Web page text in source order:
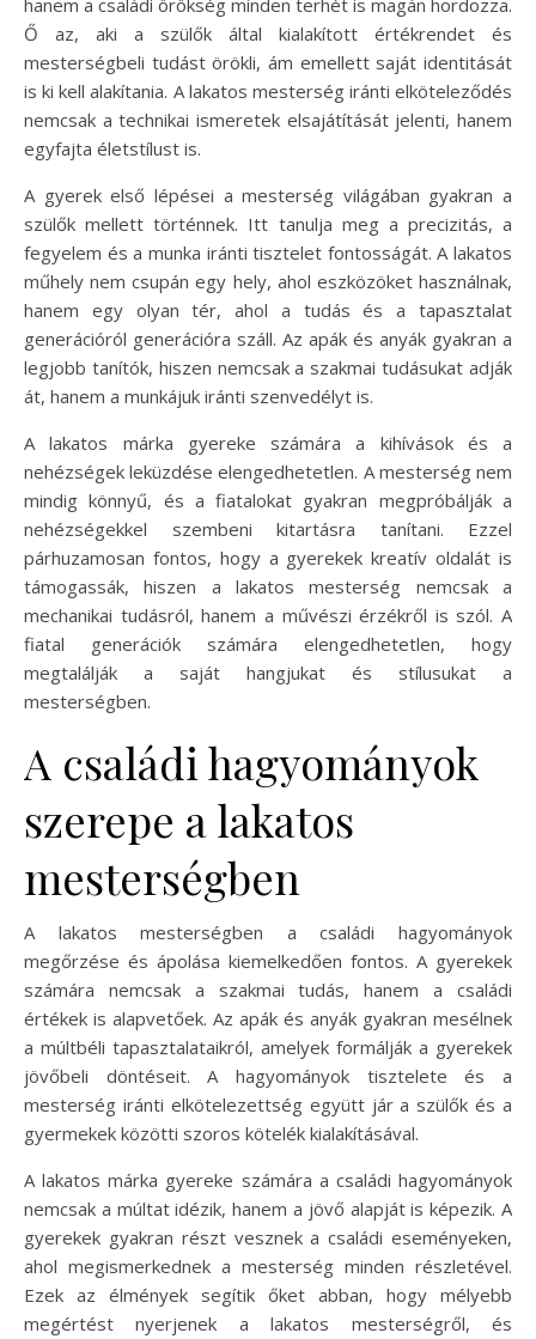
hanem a családi örökség minden terhét is magán hordozza.
Ő az, aki a szülők által kialakított értékrendet és
mesterségbeli tudást örökli, ám emellett saját identitását
is ki kell alakítania. A lakatos mesterség iránti elköteleződés
nemcsak a technikai ismeretek elsajátítását jelenti, hanem
egyfajta életstílust is.
A gyerek első lépései a mesterség világában gyakran a
szülők mellett történnek. Itt tanulja meg a precizitás, a
fegyelem és a munka iránti tisztelet fontosságát. A lakatos
műhely nem csupán egy hely, ahol eszközöket használnak,
hanem egy olyan tér, ahol a tudás és a tapasztalat
generációról generációra száll. Az apák és anyák gyakran a
legjobb tanítók, hiszen nemcsak a szakmai tudásukat adják
át, hanem a munkájuk iránti szenvedélyt is.
A lakatos márka gyereke számára a kihívások és a
nehézségek leküzdése elengedhetetlen. A mesterség nem
mindig könnyű, és a fiatalokat gyakran megpróbálják a
nehézségekkel szembeni kitartásra tanítani. Ezzel
párhuzamosan fontos, hogy a gyerekek kreatív oldalát is
támogassák, hiszen a lakatos mesterség nemcsak a
mechanikai tudásról, hanem a művészi érzékről is szól. A
fiatal generációk számára elengedhetetlen, hogy
megtalálják a saját hangjukat és stílusukat a
mesterségben.
A családi hagyományok
szerepe a lakatos
mesterségben
A lakatos mesterségben a családi hagyományok
megőrzése és ápolása kiemelkedően fontos. A gyerekek
számára nemcsak a szakmai tudás, hanem a családi
értékek is alapvetőek. Az apák és anyák gyakran mesélnek
a múltbéli tapasztalataikról, amelyek formálják a gyerekek
jövőbeli döntéseit. A hagyományok tisztelete és a
mesterség iránti elkötelezettség együtt jár a szülők és a
gyermekek közötti szoros kötelék kialakításával.
A lakatos márka gyereke számára a családi hagyományok
nemcsak a múltat idézik, hanem a jövő alapját is képezik. A
gyerekek gyakran részt vesznek a családi eseményeken,
ahol megismerkednek a mesterség minden részletével.
Ezek az élmények segítik őket abban, hogy mélyebb
megértést nyerjenek a lakatos mesterségről, és